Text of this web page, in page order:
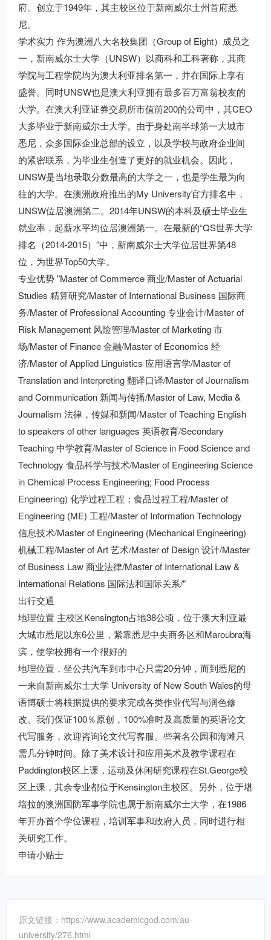
府。创立于1949年，其主校区位于新南威尔士州首府悉
尼。
学术实力 作为澳洲八大名校集团（Group of Eight）成员之
一，新南威尔士大学（UNSW）以商科和工科著称，其商
学院与工程学院均为澳大利亚排名第一，并在国际上享有
盛誉。同时UNSW也是澳大利亚拥有最多百万富翁校友的
大学。在澳大利亚证券交易所市值前200的公司中，其CEO
大多毕业于新南威尔士大学。由于身处南半球第一大城市
悉尼，众多国际企业总部的设立，以及学校与政府企业间
的紧密联系，为毕业生创造了更好的就业机会。因此，
UNSW是当地录取分数最高的大学之一，也是学生最为向
往的大学。在澳洲政府推出的My University官方排名中，
UNSW位居澳洲第二。2014年UNSW的本科及硕士毕业生
就业率，起薪水平均位居澳洲第一。在最新的“QS世界大学
排名（2014-2015）”中，新南威尔士大学位居世界第48
位，为世界Top50大学。
专业优势 "Master of Commerce 商业/Master of Actuarial
Studies 精算研究/Master of International Business 国际商
务/Master of Professional Accounting 专业会计/Master of
Risk Management 风险管理/Master of Marketing 市
场/Master of Finance 金融/Master of Economics 经
济/Master of Applied Linguistics 应用语言学/Master of
Translation and Interpreting 翻译口译/Master of Journalism
and Communication 新闻与传播/Master of Law, Media &
Journalism 法律，传媒和新闻/Master of Teaching English
to speakers of other languages 英语教育/Secondary
Teaching 中学教育/Master of Science in Food Science and
Technology 食品科学与技术/Master of Engineering Science
in Chemical Process Engineering; Food Process
Engineering) 化学过程工程；食品过程工程/Master of
Engineering (ME) 工程/Master of Information Technology
信息技术/Master of Engineering (Mechanical Engineering)
机械工程/Master of Art 艺术/Master of Design 设计/Master
of Business Law 商业法律/Master of International Law &
International Relations 国际法和国际关系/"
出行交通
地理位置 主校区Kensington占地38公顷，位于澳大利亚最
大城市悉尼以东6公里，紧靠悉尼中央商务区和Maroubra海
滨，使学校拥有一个很好的
地理位置，坐公共汽车到市中心只需20分钟，而到悉尼的
一来自新南威尔士大学 University of New South Wales的母
语博硕士将根据提供的要求完成各类作业代写与润色修
改。我们保证100％原创，100%准时及高质量的英语论文
代写服务，欢迎咨询论文代写客服。些著名公园和海滩只
需几分钟时间。除了美术设计和应用美术及教学课程在
Paddington校区上课，运动及休闲研究课程在St.George校
区上课，其余专业都位于Kensington主校区。另外，位于堪
培拉的澳洲国防军事学院也属于新南威尔士大学，在1986
年开办首个学位课程，培训军事和政府人员，同时进行相
关研究工作。
申请小贴士
原文链接：https://www.academicgod.com/au-
university/276.html